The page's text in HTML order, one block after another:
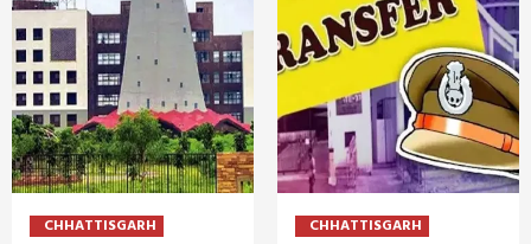
CHHATTISGARH
CHHATTISGARH